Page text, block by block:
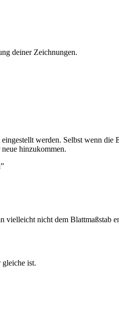
deiner Zeichnungen.
werden. Selbst wenn die
hinzukommen.
nicht dem Blattmaßstab
gleiche ist.